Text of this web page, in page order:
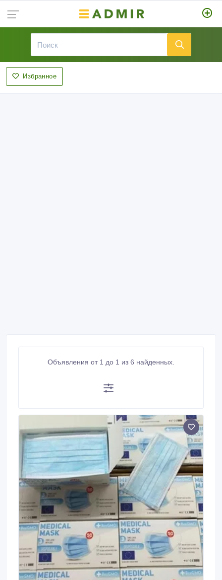
Избранное
Объявления от 1 до 1 из 6 найденных.